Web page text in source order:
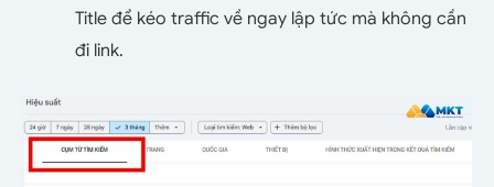
Title để kéo traffic về ngay lập tức mà không cần
đi link.